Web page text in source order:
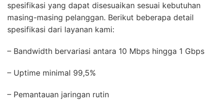
spesifikasi yang dapat disesuaikan sesuai kebutuhan
masing-masing pelanggan. Berikut beberapa detail
spesifikasi dari layanan kami:
– Bandwidth bervariasi antara 10 Mbps hingga 1 Gbps
– Uptime minimal 99,5%
– Pemantauan jaringan rutin